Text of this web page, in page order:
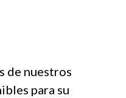
de nuestros
para su